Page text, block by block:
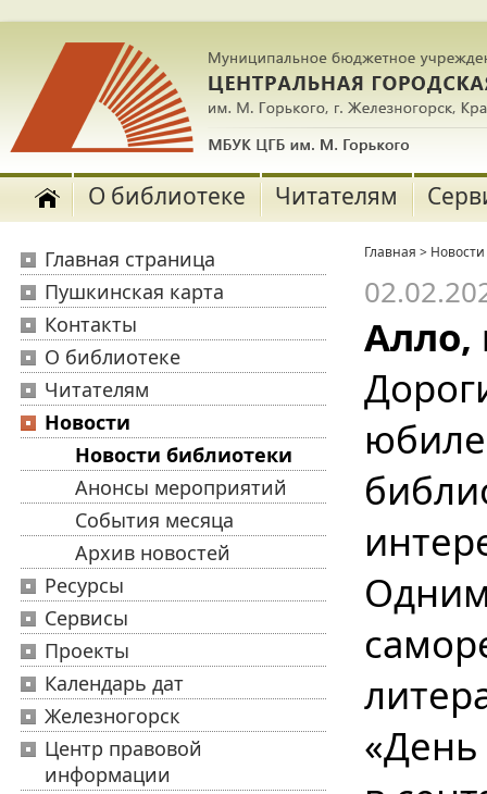
О библиотеке Читателям
Главная страница
Пушкинская карта
Контакты
О библиотеке
Читателям
Новости
Новости библиотеки
Анонсы мероприятий
События месяца
Архив новостей
Ресурсы
Сервисы
Проекты
Календарь дат
Железногорск
Центр правовой
информации
Главная > Новости
Одним